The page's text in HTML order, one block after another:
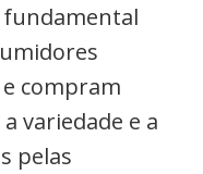
fundamental
compram
variedade e a
pelas